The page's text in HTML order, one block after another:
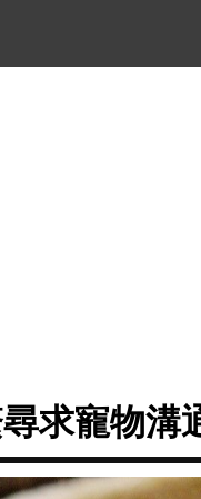
求寵物溝